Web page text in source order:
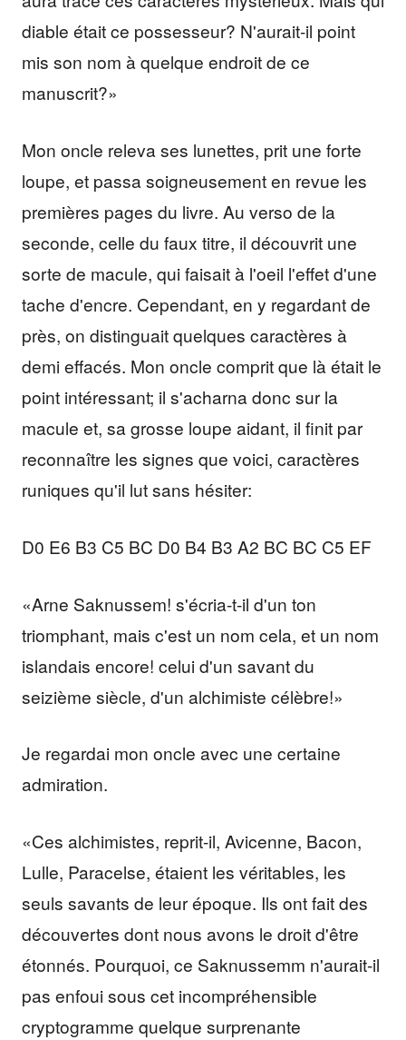
diable était ce possesseur? N'aurait-il point
mis son nom à quelque endroit de ce
manuscrit?»
Mon oncle releva ses lunettes, prit une forte
loupe, et passa soigneusement en revue les
premières pages du livre. Au verso de la
seconde, celle du faux titre, il découvrit une
sorte de macule, qui faisait à l'oeil l'effet d'une
tache d'encre. Cependant, en y regardant de
près, on distinguait quelques caractères à
demi effacés. Mon oncle comprit que là était le
point intéressant; il s'acharna donc sur la
macule et, sa grosse loupe aidant, il finit par
reconnaître les signes que voici, caractères
runiques qu'il lut sans hésiter:
D0 E6 B3 C5 BC D0 B4 B3 A2 BC BC C5 EF
«Arne Saknussem! s'écria-t-il d'un ton
triomphant, mais c'est un nom cela, et un nom
islandais encore! celui d'un savant du
seizième siècle, d'un alchimiste célèbre!»
Je regardai mon oncle avec une certaine
admiration.
«Ces alchimistes, reprit-il, Avicenne, Bacon,
Lulle, Paracelse, étaient les véritables, les
seuls savants de leur époque. Ils ont fait des
découvertes dont nous avons le droit d'être
étonnés. Pourquoi, ce Saknussemm n'aurait-il
pas enfoui sous cet incompréhensible
cryptogramme quelque surprenante